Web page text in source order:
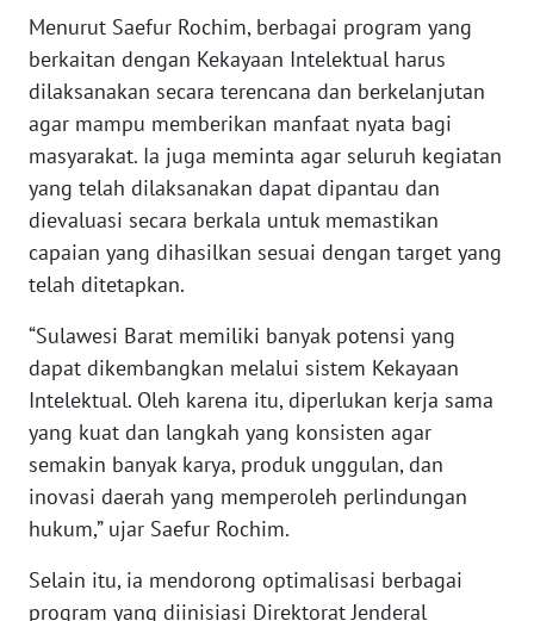
Menurut Saefur Rochim, berbagai program yang
berkaitan dengan Kekayaan Intelektual harus
dilaksanakan secara terencana dan berkelanjutan
agar mampu memberikan manfaat nyata bagi
masyarakat. Ia juga meminta agar seluruh kegiatan
yang telah dilaksanakan dapat dipantau dan
dievaluasi secara berkala untuk memastikan
capaian yang dihasilkan sesuai dengan target yang
telah ditetapkan.
“Sulawesi Barat memiliki banyak potensi yang
dapat dikembangkan melalui sistem Kekayaan
Intelektual. Oleh karena itu, diperlukan kerja sama
yang kuat dan langkah yang konsisten agar
semakin banyak karya, produk unggulan, dan
inovasi daerah yang memperoleh perlindungan
hukum,” ujar Saefur Rochim.
Selain itu, ia mendorong optimalisasi berbagai
program yang diinisiasi Direktorat Jenderal
WN
NTT
WN
KEPRI
WN
WN
PAPUA
BARAT
RIAU
WN